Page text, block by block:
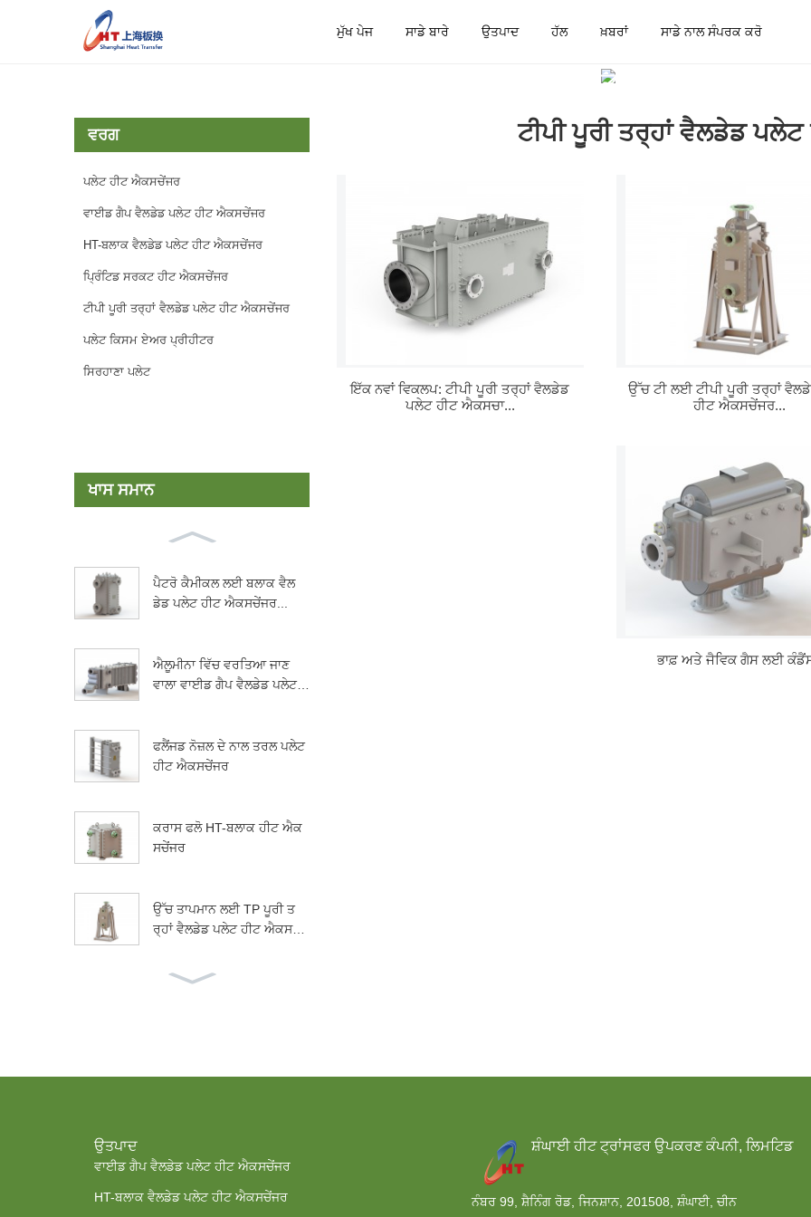
ਮੁੱਖ ਪੇਜ ਸਾਡੇ ਬਾਰੇ ਉਤਪਾਦ ਹੱਲ ਖ਼ਬਰਾਂ ਸਾਡੇ ਨਾਲ ਸੰਪਰਕ ਕਰੋ
ਟੀਪੀ ਪੂਰੀ ਤਰ੍ਹਾਂ ਵੈਲਡੇਡ
ਵਰਗ
ਪਲੇਟ ਹੀਟ ਐਕਸਚੇਂਜਰ
ਵਾਈਡ ਗੈਪ ਵੈਲਡੇਡ ਪਲੇਟ ਹੀਟ ਐਕਸਚੇਂਜਰ
HT-ਬਲਾਕ ਵੈਲਡੇਡ ਪਲੇਟ ਹੀਟ ਐਕਸਚੇਂਜਰ
ਪ੍ਰਿੰਟਿਡ ਸਰਕਟ ਹੀਟ ਐਕਸਚੇਂਜਰ
ਟੀਪੀ ਪੂਰੀ ਤਰ੍ਹਾਂ ਵੈਲਡੇਡ ਪਲੇਟ ਹੀਟ ਐਕਸਚੇਂਜਰ
ਪਲੇਟ ਕਿਸਮ ਏਅਰ ਪ੍ਰੀਹੀਟਰ
ਸਿਰਹਾਣਾ ਪਲੇਟ
ਖਾਸ ਸਮਾਨ
ਪੈਟਰੋ ਕੈਮੀਕਲ ਲਈ ਬਲਾਕ ਵੈਲ
ਡੇਡ ਪਲੇਟ ਹੀਟ ਐਕਸਚੇਂਜਰ...
ਐਲੂਮੀਨਾ ਵਿੱਚ ਵਰਤਿਆ ਜਾਣ
ਵਾਲਾ ਵਾਈਡ ਗੈਪ ਵੈਲਡੇਡ ਪਲੇਟ
ਫਲੈਂਜਡ ਨੋਜ਼ਲ ਦੇ ਨਾਲ ਤਰਲ ਪਲੇਟ
ਹੀਟ ਐਕਸਚੇਂਜਰ
ਕਰਾਸ ਫਲੋ HT-ਬਲਾਕ ਹੀਟ ਐਕ
ਸਚੇਂਜਰ
ਉੱਚ ਤਾਪਮਾਨ ਲਈ TP ਪੂਰੀ ਤ
ਰ੍ਹਾਂ ਵੈਲਡੇਡ ਪਲੇਟ ਹੀਟ ਐਕਸਚੇਂਜ
ਟੀਪੀ ਪੂਰੀ ਤਰ੍ਹਾਂ ਵੈਲਡੇਡ
ਇੱਕ ਨਵਾਂ ਵਿਕਲਪ: ਟੀਪੀ ਪੂਰੀ ਤਰ੍ਹਾਂ ਵੈਲਡੇਡ
ਪਲੇਟ ਹੀਟ ਐਕਸਚਾ...
ਉੱਚ ਟੀ ਲਈ ਟੀਪੀ ਪੂਰੀ ਤਰ੍ਹਾਂ
ਹੀਟ ਐਕਸਚੇਂਜਰ...
ਭਾਫ਼ ਅਤੇ ਜੈਵਿਕ ਗੈਸ ਲਈ
ਉਤਪਾਦ
ਵਾਈਡ ਗੈਪ ਵੈਲਡੇਡ ਪਲੇਟ ਹੀਟ ਐਕਸਚੇਂਜਰ
HT-ਬਲਾਕ ਵੈਲਡੇਡ ਪਲੇਟ ਹੀਟ ਐਕਸਚੇਂਜਰ
ਸ਼ੰਘਾਈ ਹੀਟ ਟ੍ਰਾਂਸਫਰ ਉਪਕਰਣ ਕੰਪਨੀ, ਲਿਮਟਿਡ
ਨੰਬਰ 99, ਸ਼ੈਨਿੰਗ ਰੋਡ, ਜਿਨਸ਼ਾਨ, 201508, ਸ਼ੰਘਾਈ, ਚੀਨ